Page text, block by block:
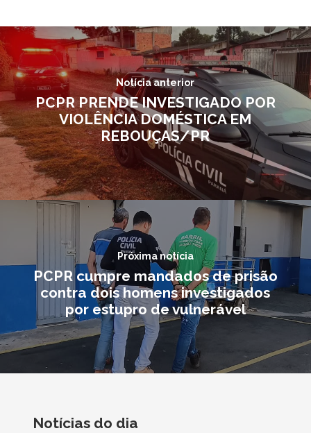
Notícia anterior
PCPR PRENDE INVESTIGADO POR
VIOLÊNCIA DOMÉSTICA EM
REBOUÇAS/PR
Próxima notícia
PCPR cumpre mandados de prisão
contra dois homens investigados
por estupro de vulnerável
Notícias do dia